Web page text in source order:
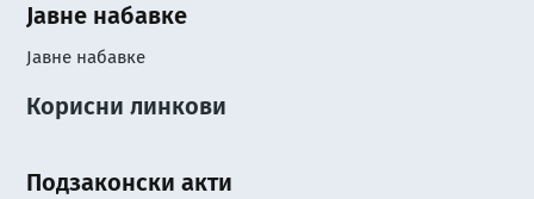
Јавне набавке
Јавне набавке
Корисни линкови
Подзаконски акти